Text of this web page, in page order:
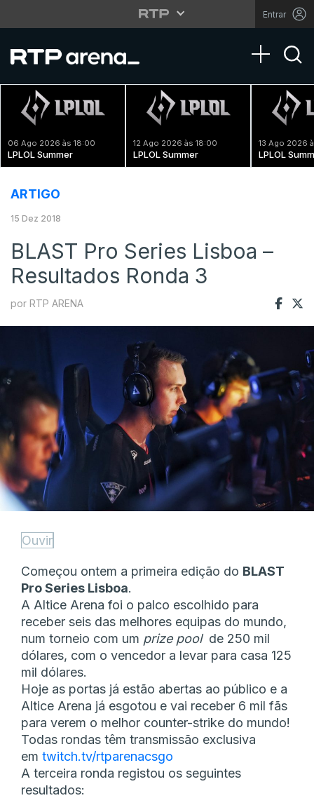
Entrar
Toggle
06 Ago 2026 às 18:00
LPLOL Summer
12 Ago 2026 às 18:00
LPLOL Summer
13 Ago 2026
LPLOL
ARTIGO
15 Dez 2018
BLAST Pro Series Lisboa –
Resultados Ronda 3
por RTP ARENA
Ouvir
Começou ontem a primeira edição do BLAST
Pro Series Lisboa.
A Altice Arena foi o palco escolhido para
receber seis das melhores equipas do mundo,
num torneio com um prize pool de 250 mil
dólares, com o vencedor a levar para casa 125
mil dólares.
Hoje as portas já estão abertas ao público e a
Altice Arena já esgotou e vai receber 6 mil fãs
para verem o melhor counter-strike do mundo!
Todas rondas têm transmissão exclusiva
em twitch.tv/rtparenacsgo
A terceira ronda registou os seguintes
resultados: